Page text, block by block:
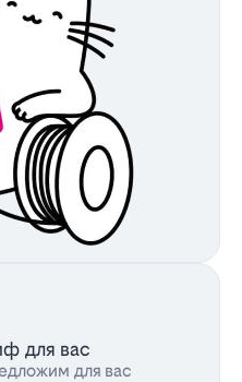
для вас
для вас